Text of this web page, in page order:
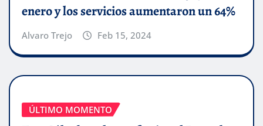
enero y los servicios aumentaron un 64%
Alvaro Trejo Feb 15, 2024
ÚLTIMO MOMENTO